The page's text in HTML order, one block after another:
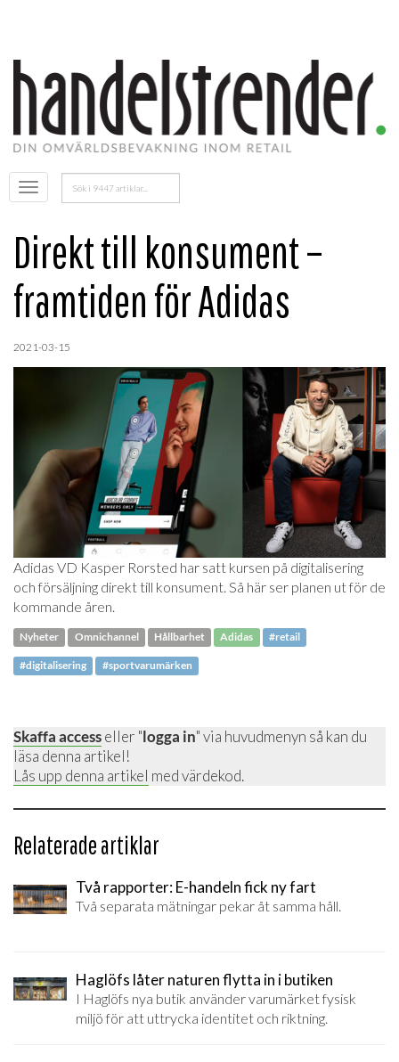
Öppna
menyn
Sök
efter:
Direkt till konsument –
framtiden för Adidas
2021-03-15
Adidas VD Kasper Rorsted har satt kursen på digitalisering
och försäljning direkt till konsument. Så här ser planen ut för de
kommande åren.
Nyheter Omnichannel Hållbarhet Adidas #retail
#digitalisering #sportvarumärken
Skaffa accesseller "logga in" via huvudmenyn så kan du
läsa denna artikel!
Lås upp denna artikel med värdekod.
Relaterade artiklar
Två rapporter: E-handeln fick ny fart
Två separata mätningar pekar åt samma håll.
Haglöfs låter naturen flytta in i butiken
I Haglöfs nya butik använder varumärket fysisk
miljö för att uttrycka identitet och riktning.